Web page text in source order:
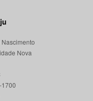
Nova